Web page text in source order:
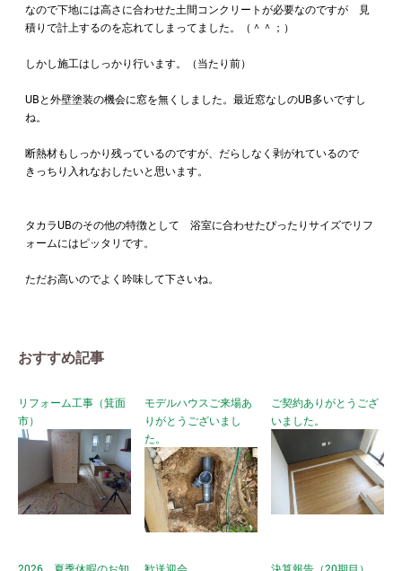
なので下地には高さに合わせた土間コンクリートが必要なのですが 見
積りで計上するのを忘れてしまってました。（＾＾；）
しかし施工はしっかり行います。（当たり前）
UBと外壁塗装の機会に窓を無くしました。最近窓なしのUB多いですし
ね。
断熱材もしっかり残っているのですが、だらしなく剥がれているので
きっちり入れなおしたいと思います。
タカラUBのその他の特徴として 浴室に合わせたぴったりサイズでリフ
ォームにはピッタリです。
ただお高いのでよく吟味して下さいね。
おすすめ記事
リフォーム工事（箕面
市）
モデルハウスご来場あ
りがとうございまし
た。
ご契約ありがとうござ
いました。